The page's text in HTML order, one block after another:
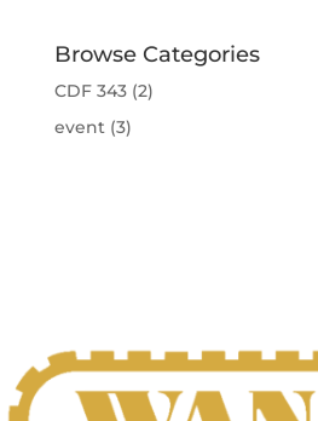
Browse Categories
CDF 343(2)
event(3)